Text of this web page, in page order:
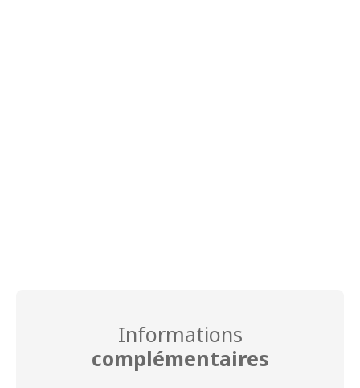
Informations
complémentaires